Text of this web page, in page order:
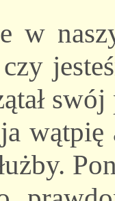
w
wątpię